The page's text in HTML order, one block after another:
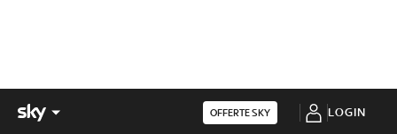
OFFERTE SKY LOGIN